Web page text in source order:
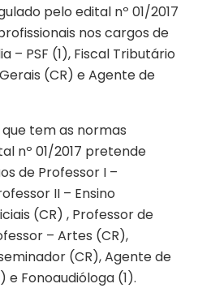
pelo edital nº 01/2017
nos cargos de
– PSF (1), Fiscal Tributário
(CR) e Agente de
tem as normas
nº 01/2017 pretende
de Professor I –
II – Ensino
(CR) , Professor de
– Artes (CR),
(CR), Agente de
e Fonoaudióloga (1).